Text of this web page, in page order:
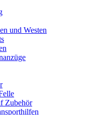
und Westen
Zubehör